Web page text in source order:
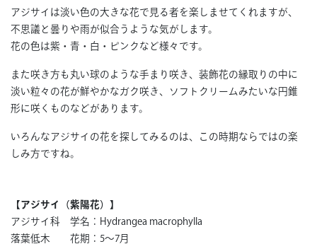
アジサイは淡い色の大きな花で見る者を楽しませてくれますが、
不思議と曇りや雨が似合うような気がします。
花の色は紫・青・白・ピンクなど様々です。
また咲き方も丸い球のような手まり咲き、装飾花の縁取りの中に
淡い粒々の花が鮮やかなガク咲き、ソフトクリームみたいな円錐
形に咲くものなどがあります。
いろんなアジサイの花を探してみるのは、この時期ならではの楽
しみ方ですね。
【アジサイ（紫陽花）】
アジサイ科 学名：Hydrangea macrophylla
落葉低木 花期：5～7月